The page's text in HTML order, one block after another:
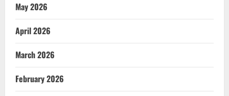
May 2026
April 2026
March 2026
February 2026